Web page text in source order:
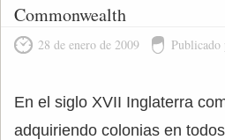
Commonwealth
28 de enero de 2009
En el siglo XVII Inglaterra
adquiriendo colonias en